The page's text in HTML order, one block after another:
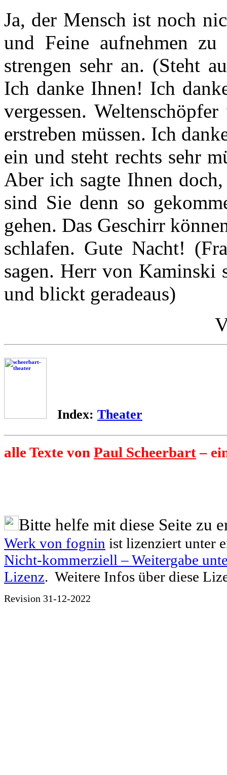
Ja, der Mensch ist noch
und Feine aufnehmen
strengen sehr an. (Steht
Ich danke Ihnen! Ich
vergessen.
erstreben müssen. Ich
ein und steht rechts sehr
Aber ich sagte Ihnen
sind Sie denn so
gehen. Das Geschirr
schlafen. Gute Nacht!
sagen. Herr von Kaminski
und blickt geradeaus)
Index: Theater
alle Texte von Paul Scheerbart–
Bitte helfe mit diese Seite zu
Werk von fognin ist lizenziert unter
Nicht-kommerziell – Weitergabe
Lizenz. Weitere Infos über diese
Revision 31-12-2022